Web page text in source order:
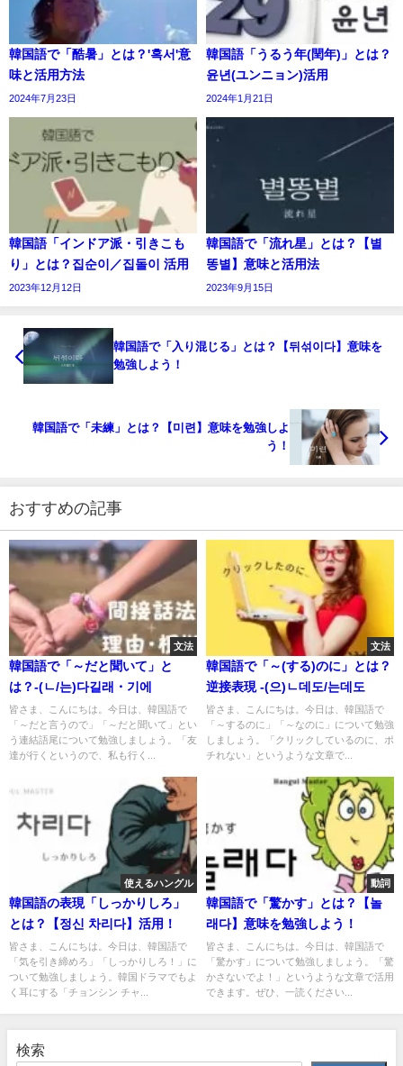
韓国語で「酷暑」とは？'혹서'意
味と活用方法
2024年7月23日
韓国語「うるう年(閏年)」とは？
윤년(ユンニョン)活用
2024年1月21日
韓国語「インドア派・引きこも
り」とは？집순이／집돌이 活用
2023年12月12日
韓国語で「流れ星」とは？【별
똥별】意味と活用法
2023年9月15日
韓国語で「入り混じる」とは？【뒤섞이다】意味を
勉強しよう！
韓国語で「未練」とは？【미련】意味を勉強しよ
う！
おすすめの記事
文法
韓国語で「～だと聞いて」と
は？-(ㄴ/는)다길래・기에
皆さま、こんにちは。今日は、韓国語で
「～だと言うので」「～だと聞いて」とい
う連結語尾について勉強しましょう。「友
達が行くというので、私も行く...
文法
韓国語で「～(する)のに」とは？
逆接表現 -(으)ㄴ데도/는데도
皆さま、こんにちは。今日は、韓国語で
「～するのに」「～なのに」について勉強
しましょう。「クリックしているのに、ポ
チれない」というような文章で...
使えるハングル
韓国語の表現「しっかりしろ」
とは？【정신 차리다】活用！
皆さま、こんにちは。今日は、韓国語で
「気を引き締めろ」「しっかりしろ！」に
ついて勉強しましょう。韓国ドラマでもよ
く耳にする「チョンシン チャ...
動詞
韓国語で「驚かす」とは？【놀
래다】意味を勉強しよう！
皆さま、こんにちは。今日は、韓国語で
「驚かす」について勉強しましょう。「驚
かさないでよ！」というような文章で活用
できます。ぜひ、一読ください...
検索